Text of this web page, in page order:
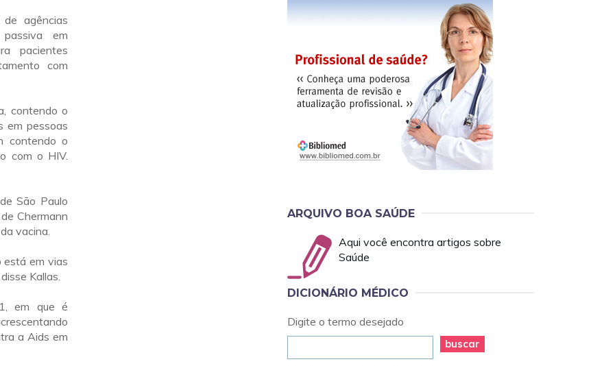
agências
em
pacientes
com
contendo o
em pessoas
contendo o
com o HIV.
São Paulo
Chermann
vacina.
está em vias
Kallas.
em que é
a Aids em
ARQUIVO BOA SAÚDE
Aqui você encontra artigos sobre
Saúde
DICIONÁRIO MÉDICO
Digite o termo desejado
buscar